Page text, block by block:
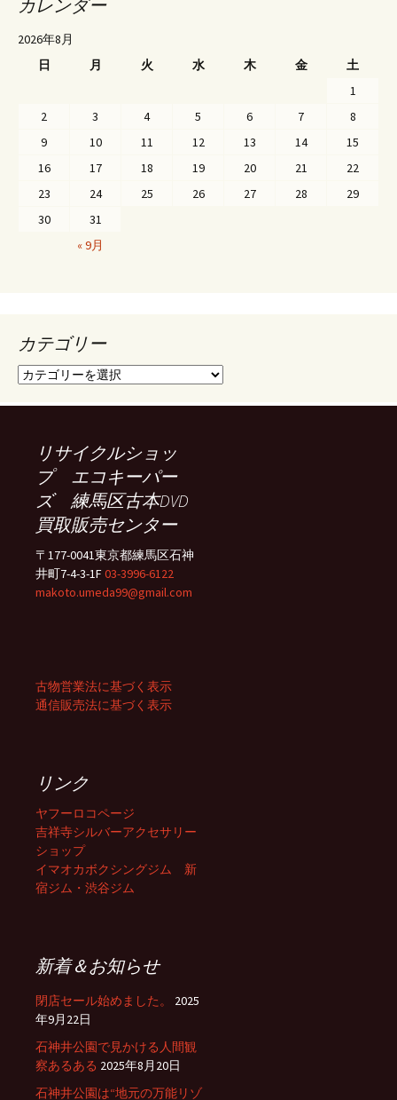
カレンダー
2026年8月
日
月 火 水 木 金
土
1
2
3 4 5 6 7
8
9
10 11 12 13 14
15
16
17 18 19 20 21
22
23
24 25 26 27 28
29
30
31
« 9月
カテゴリー
カ
ゴ
リサイクルショッ
プ エコキーパー
ズ 練馬区古本DVD
買取販売センター
〒177-0041東京都練馬区石神
井町7-4-3-1F03-3996-6122
makoto.umeda99@gmail.com
古物営業法に基づく表示
通信販売法に基づく表示
リンク
ヤフーロコページ
吉祥寺シルバーアクセサリー
ショップ
イマオカボクシングジム 新
宿ジム・渋谷ジム
新着＆お知らせ
閉店セール始めました。
2025
年9月22日
石神井公園で見かける人間観
察あるある 2025年8月20日
石神井公園は“地元の万能リゾ